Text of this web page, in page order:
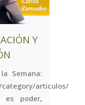
Y
Semana:
articulos/
es poder,